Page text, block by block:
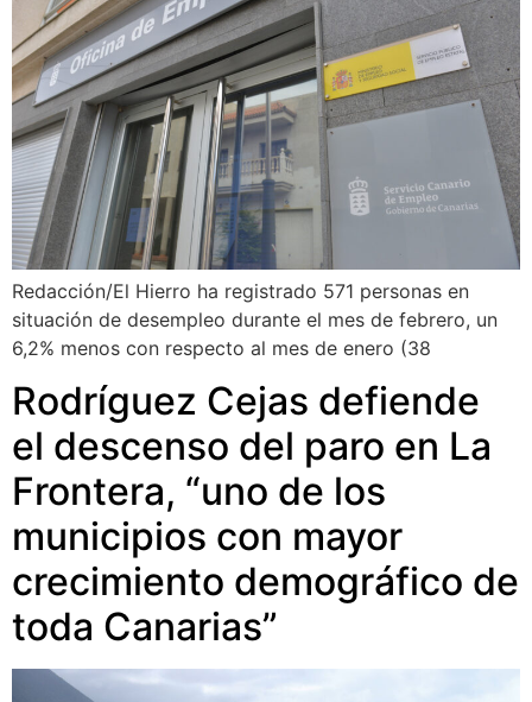
Redacción/El Hierro ha registrado 571 personas en
situación de desempleo durante el mes de febrero, un
6,2% menos con respecto al mes de enero (38
Rodríguez Cejas defiende
el descenso del paro en La
Frontera, “uno de los
municipios con mayor
crecimiento demográfico de
toda Canarias”